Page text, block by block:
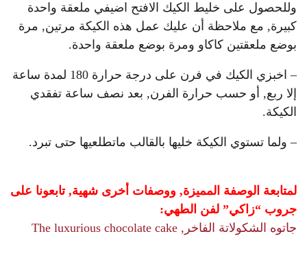
وللحصول على خليط الكيك الافتح اضيفي ملعقة واحدة
كبيرة, مع ملاحظة أن عليك عمل هذه الكيكة مرتين, مرة
بوضع ملعقتين كاكاو ومرة بوضع ملعقة واحدة.
– اخبزي الكيك في فرن على درجة حرارة 180 لمدة ساعة
إلا ربع, أو حسب حرارة الفرن, بعد نصف ساعة تفقدي
الكيكة.
– ولما تستوي الكيكة خليها بالقالب ماتطلعيها حتى تبرد.
لمتابعة الوصفة المميزة, ووصفات أخرى شهية, تابعونا على
جروب “زاكي” لفن الطهي:
جاتوه الشكولاتة الفاخر, The luxurious chocolate cake